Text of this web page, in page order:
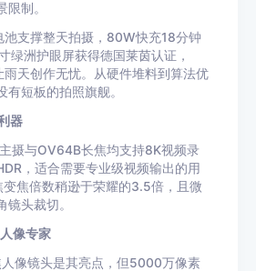
制。
支撑整天拍摄，80W快充18分钟
绿洲护眼屏获得德国莱茵认证，
天创作无忧。从硬件堆料到算法优
短板的拍照旗舰。
器
摄与OV64B长焦均支持8K视频录
，适合需要专业级视频输出的用
变焦倍数稍逊于荣耀的3.5倍，且微
镜头裁切。
像专家
像镜头是其亮点，但5000万像素